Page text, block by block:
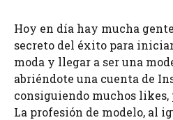
Hoy en día hay mucha
secreto del éxito para
moda y llegar a ser una
abriéndote una cuenta de
consiguiendo muchos likes,
La profesión de modelo, al